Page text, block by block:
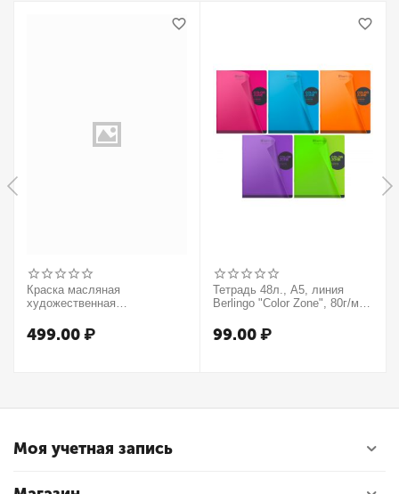
Краска масляная
художественная
37мл, туба, оранжевый
499.00₽
Тетрадь 48л., А5, линия
Berlingo "Color Zone", 80г/м2,
ассорти
99.00₽
Моя учетная запись